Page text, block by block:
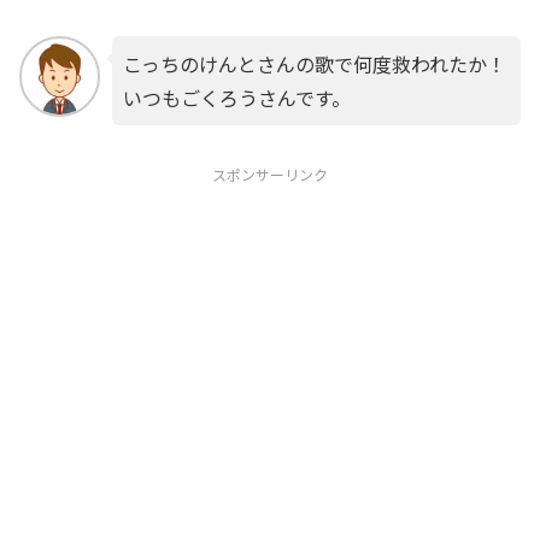
こっちのけんとさんの歌で何度救われたか！
いつもごくろうさんです。
スポンサーリンク